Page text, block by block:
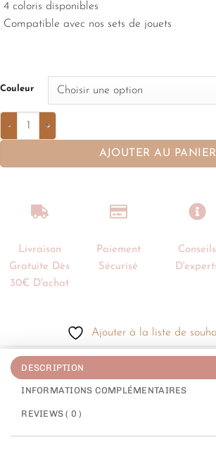
4 coloris disponibles
Compatible avec nos sets de jouets
Couleur
AJOUTER AU PANIER
Livraison
Gratuite Dès
30€ D'achat
Paiement
Sécurisé
Conseils
Ajouter à la liste de
DESCRIPTION
INFORMATIONS COMPLÉMENTAIRES
REVIEWS ( 0 )